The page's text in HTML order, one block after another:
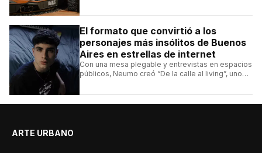
El formato que convirtió a los
personajes más insólitos de Buenos
Aires en estrellas de internet
Con una mesa plegable y entrevistas en espacios
públicos, Neumo creó “De la calle al living”, uno
ARTE URBANO